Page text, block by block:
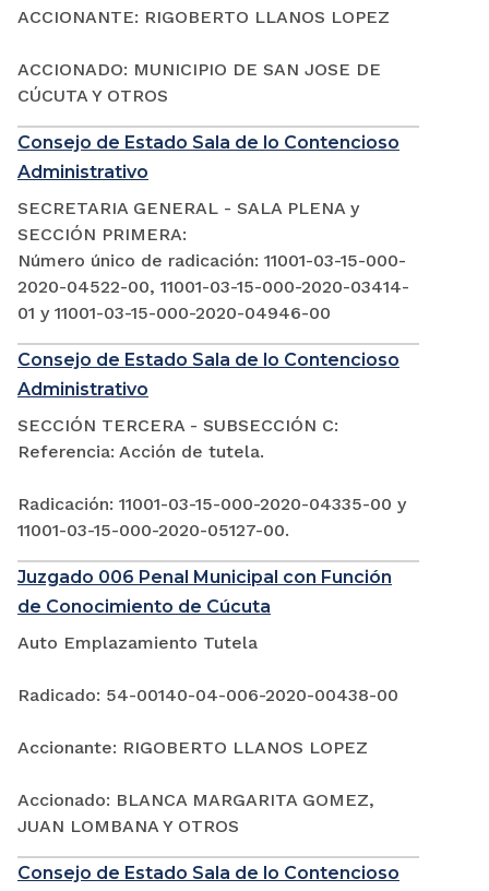
ACCIONANTE: RIGOBERTO LLANOS LOPEZ
ACCIONADO: MUNICIPIO DE SAN JOSE DE
CÚCUTA Y OTROS
Consejo de Estado Sala de lo Contencioso
Administrativo
SECRETARIA GENERAL - SALA PLENA y
SECCIÓN PRIMERA:
Número único de radicación: 11001-03-15-000-
2020-04522-00, 11001-03-15-000-2020-03414-
01 y 11001-03-15-000-2020-04946-00
Consejo de Estado Sala de lo Contencioso
Administrativo
SECCIÓN TERCERA - SUBSECCIÓN C:
Referencia: Acción de tutela.
Radicación: 11001-03-15-000-2020-04335-00 y
11001-03-15-000-2020-05127-00.
Juzgado 006 Penal Municipal con Función
de Conocimiento de Cúcuta
Auto Emplazamiento Tutela
Radicado: 54-00140-04-006-2020-00438-00
Accionante: RIGOBERTO LLANOS LOPEZ
Accionado: BLANCA MARGARITA GOMEZ,
JUAN LOMBANA Y OTROS
Consejo de Estado Sala de lo Contencioso